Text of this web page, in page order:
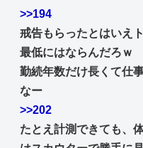
>>194
戒告もらったとはいえ
最低にはならんだろｗ
勤続年数だけ長くて仕
なー
>>202
たとえ計測できても、